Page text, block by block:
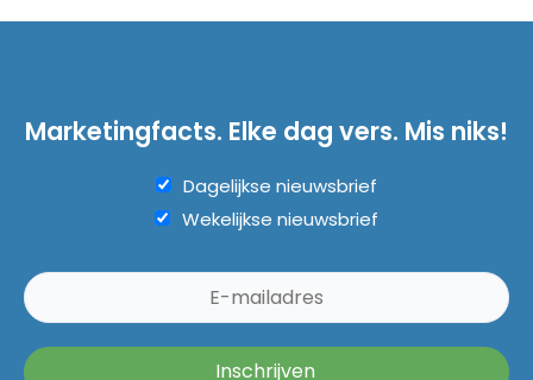
Marketingfacts. Elke dag vers. Mis niks!
Dagelijkse nieuwsbrief
Wekelijkse nieuwsbrief